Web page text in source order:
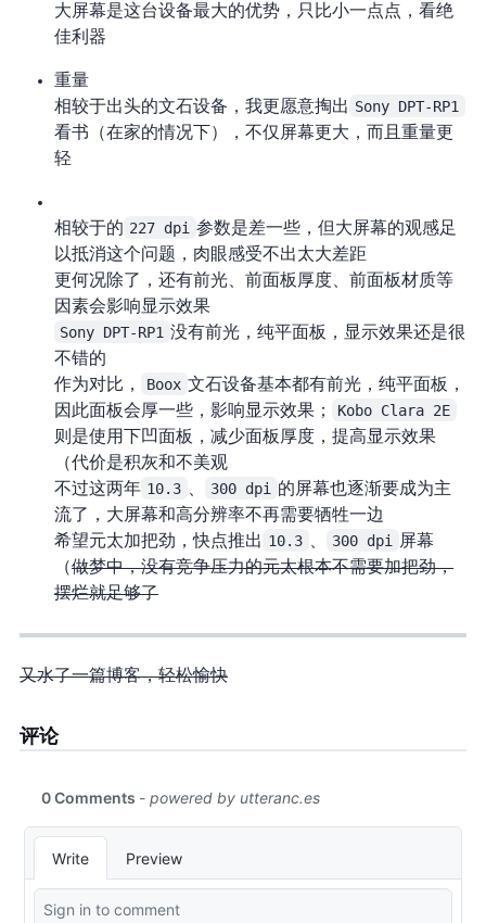
大屏幕是这台设备最大的优势，只比 A4 小一点点，看 PDF 绝
佳利器
重量 350g
相较于 500g 出头的文石 10.3 设备，我更愿意掏出 Sony DPT-RP1
看书（在家的情况下），不仅屏幕更大，而且重量更
轻
相较于 10.3 的 227 dpi 参数是差一些，但大屏幕的观感足
以抵消这个问题，肉眼感受不出太大差距
更何况除了 dpi，还有前光、前面板厚度、前面板材质等
因素会影响显示效果
Sony DPT-RP1 没有前光，纯平面板，显示效果还是很
不错的
作为对比，
Boox 文石设备基本都有前光，纯平面板，
因此面板会厚一些，影响显示效果；
Kobo Clara 2E
则是使用下凹面板，减少面板厚度，提高显示效果
（代价是积灰和不美观
不过这两年 10.3 、 300 dpi
的屏幕也逐渐要成为主
流了，大屏幕和高分辨率不再需要牺牲一边
希望元太加把劲，快点推出 10.3 、 300 dpi
屏幕
（做梦中，没有竞争压力的元太根本不需要加把劲，
摆烂就足够了
又水了一篇博客，轻松愉快
评论